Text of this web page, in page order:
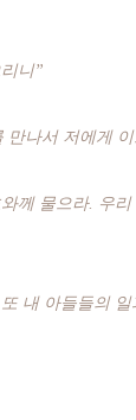
니”
나서 저에게
물으라. 우
내 아들들의